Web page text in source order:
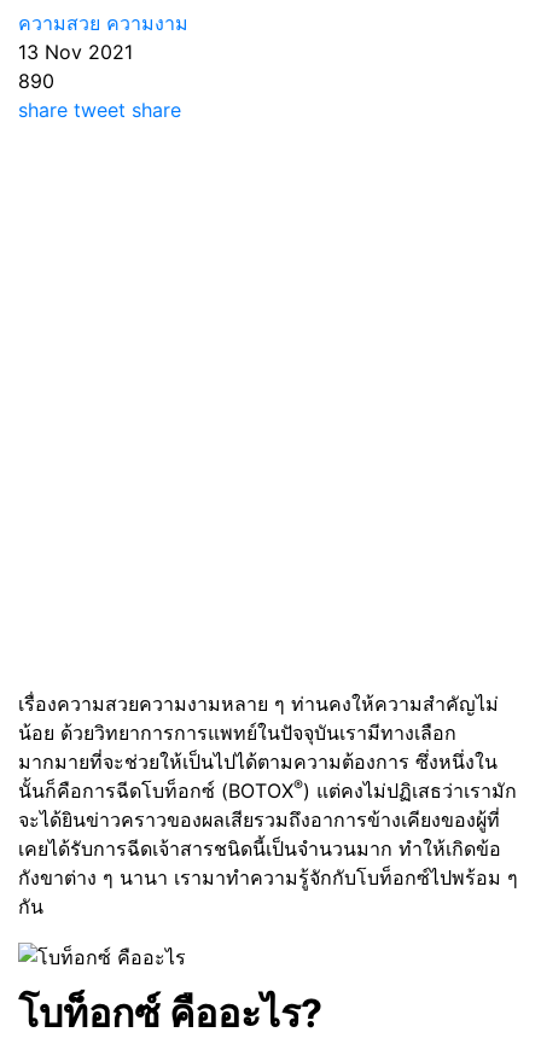
ความสวย ความงาม
13 Nov 2021
890
share tweet share
เรื่องความสวยความงามหลาย ๆ ท่านคงให้ความสำคัญไม่
น้อย ด้วยวิทยาการการแพทย์ในปัจจุบันเรามีทางเลือก
มากมายที่จะช่วยให้เป็นไปได้ตามความต้องการ ซึ่งหนึ่งใน
นั้นก็คือการฉีดโบท็อกซ์ (BOTOX®) แต่คงไม่ปฏิเสธว่าเรามัก
จะได้ยินข่าวคราวของผลเสียรวมถึงอาการข้างเคียงของผู้ที่
เคยได้รับการฉีดเจ้าสารชนิดนี้เป็นจำนวนมาก ทำให้เกิดข้อ
กังขาต่าง ๆ นานา เรามาทำความรู้จักกับโบท็อกซ์ไปพร้อม ๆ
กัน
โบท็อกซ์ คืออะไร?